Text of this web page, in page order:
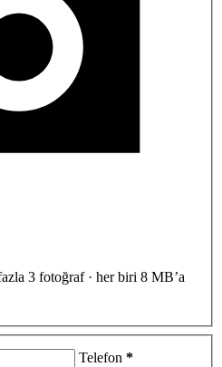
3 fotoğraf · her biri 8 MB’a
Telefon *